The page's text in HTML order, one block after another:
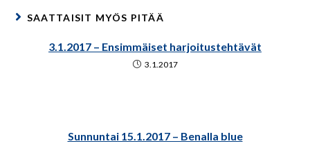
SAATTAISIT MYÖS PITÄÄ
3.1.2017 – Ensimmäiset harjoitustehtävät
3.1.2017
Sunnuntai 15.1.2017 – Benalla blue